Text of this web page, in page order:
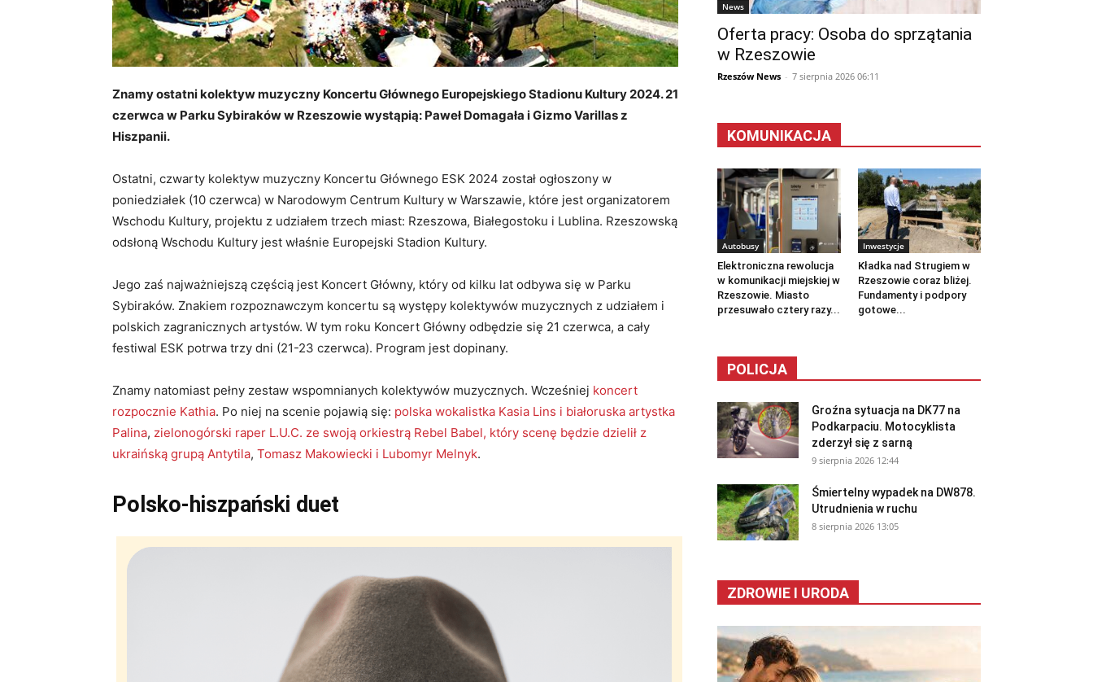
Znamy ostatni kolektyw muzyczny Koncertu Głównego Europejskiego Stadionu Kultury 2024. 21
czerwca w Parku Sybiraków w Rzeszowie wystąpią: Paweł Domagała i Gizmo Varillas z
Hiszpanii.
Ostatni, czwarty kolektyw muzyczny Koncertu Głównego ESK 2024 został ogłoszony w
poniedziałek (10 czerwca) w Narodowym Centrum Kultury w Warszawie, które jest organizatorem
Wschodu Kultury, projektu z udziałem trzech miast: Rzeszowa, Białegostoku i Lublina. Rzeszowską
odsłoną Wschodu Kultury jest właśnie Europejski Stadion Kultury.
Jego zaś najważniejszą częścią jest Koncert Główny, który od kilku lat odbywa się w Parku
Sybiraków. Znakiem rozpoznawczym koncertu są występy kolektywów muzycznych z udziałem i
polskich zagranicznych artystów. W tym roku Koncert Główny odbędzie się 21 czerwca, a cały
festiwal ESK potrwa trzy dni (21-23 czerwca). Program jest dopinany.
Znamy natomiast pełny zestaw wspomnianych kolektywów muzycznych. Wcześniej koncert
rozpocznie Kathia. Po niej na scenie pojawią się: polska wokalistka Kasia Lins i białoruska artystka
Palina, zielonogórski raper L.U.C. ze swoją orkiestrą Rebel Babel, który scenę będzie dzielił z
ukraińską grupą Antytila, Tomasz Makowiecki i Lubomyr Melnyk.
Polsko-hiszpański duet
News
Oferta pracy: Osoba do sprzątania
w Rzeszowie
Rzeszów News - 7 sierpnia 2026 06:11
KOMUNIKACJA
Autobusy
Elektroniczna rewolucja
w komunikacji miejskiej w
Rzeszowie. Miasto
przesuwało cztery razy...
Inwestycje
Kładka nad Strugiem w
Rzeszowie coraz bliżej.
Fundamenty i podpory
gotowe...
POLICJA
Groźna sytuacja na DK77 na
Podkarpaciu. Motocyklista
zderzył się z sarną
9 sierpnia 2026 12:44
Śmiertelny wypadek na DW878.
Utrudnienia w ruchu
8 sierpnia 2026 13:05
ZDROWIE I URODA